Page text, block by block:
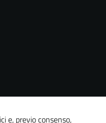
e, previo consenso,